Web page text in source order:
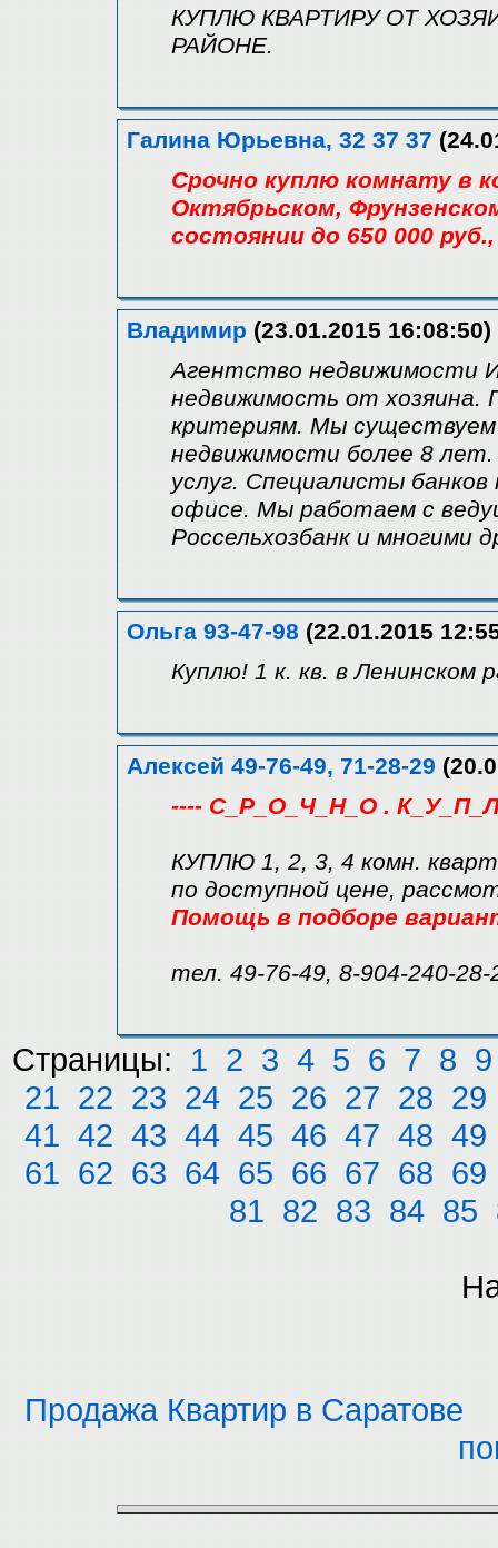
КУПЛЮ КВАРТИРУ ОТ
РАЙОНЕ.
Галина Юрьевна, 32 37 37
Срочно куплю комнату в
Октябрьском,
состоянии до 650 000
Владимир (23.01.2015 16:08:50)
Агентство недвижимости
недвижимость от хозяина.
критериям. Мы
недвижимости более 8
услуг. Специалисты
офисе. Мы работаем с
Россельхозбанк и многими
Ольга 93-47-98 (22.01.2015
Куплю! 1 к. кв. в Ленинском
Алексей 49-76-49, 71-28-29
---- С_Р_О_Ч_Н_О .
КУПЛЮ 1, 2, 3, 4 комн.
по доступной цене,
Помощь в подборе
тел. 49-76-49, 8-904-240-28-
Страницы: 1 2 3 4 5 6 7 8 9
21 22 23 24 25 26 27 28 29
41 42 43 44 45 46 47 48 49
61 62 63 64 65 66 67 68 69
81 82 83 84 85
Продажа Квартир в Саратове